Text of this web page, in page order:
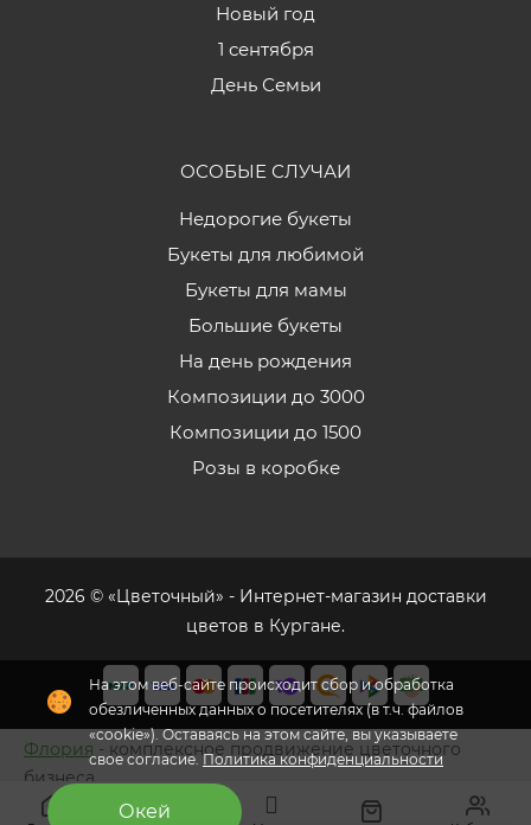
На этом веб-сайте происходит сбор и обработка
обезличенных данных о посетителях (в т.ч. файлов
«cookie»). Оставаясь на этом сайте, вы указываете
свое согласие.Политика конфиденциальности
Окей
Новый год
1 сентября
День Семьи
ОСОБЫЕ СЛУЧАИ
Недорогие букеты
Букеты для любимой
Букеты для мамы
Большие букеты
На день рождения
Композиции до 3000
Композиции до 1500
Розы в коробке
2026 © «Цветочный» - Интернет-магазин доставки
цветов в Кургане.
Флория - комплексное продвижение цветочного
бизнеса